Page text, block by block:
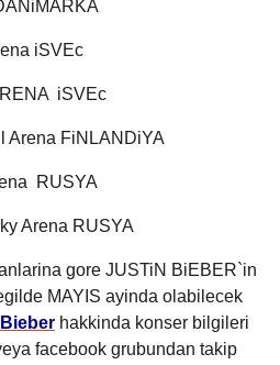
iSVEc
iSVEc
Arena FiNLANDiYA
RUSYA
Arena RUSYA
gore JUSTiN BiEBER`in
MAYIS ayinda olabilecek
hakkinda konser bilgileri
facebook grubundan takip